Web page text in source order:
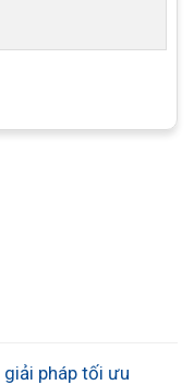
phần trong các
thải. Nó được
pháp tối ưu